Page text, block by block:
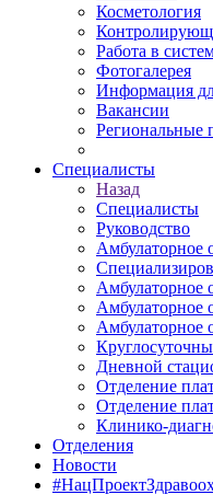
Косметология
Работа в
Фотогалерея
Информация
Вакансии
Региональные
Специалисты
Назад
Специалисты
Руководство
Амбулаторное
Амбулаторное
Амбулаторное
Амбулаторное
Дневной
Отделение
Отделение
Клинико-
Отделения
Новости